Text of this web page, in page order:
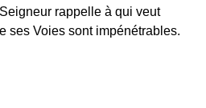
rappelle à qui veut
ses Voies sont impénétrables.